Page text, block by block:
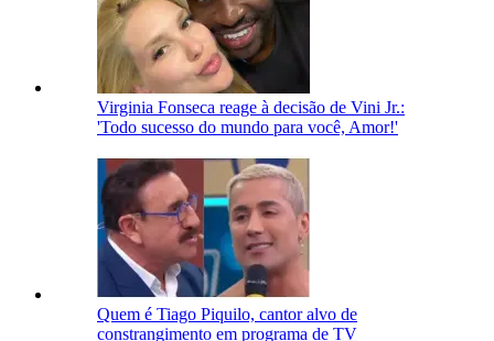
Virginia Fonseca reage à decisão de Vini Jr.:
'Todo sucesso do mundo para você, Amor!'
Quem é Tiago Piquilo, cantor alvo de
constrangimento em programa de TV